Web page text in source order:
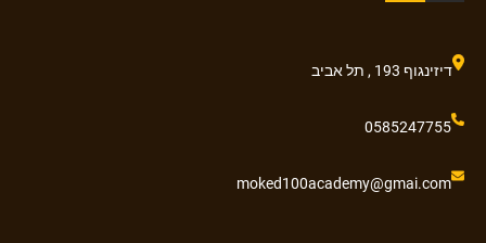
דיזינגוף 193 , תל אביב
0585247755
moked100academy@gmai.com